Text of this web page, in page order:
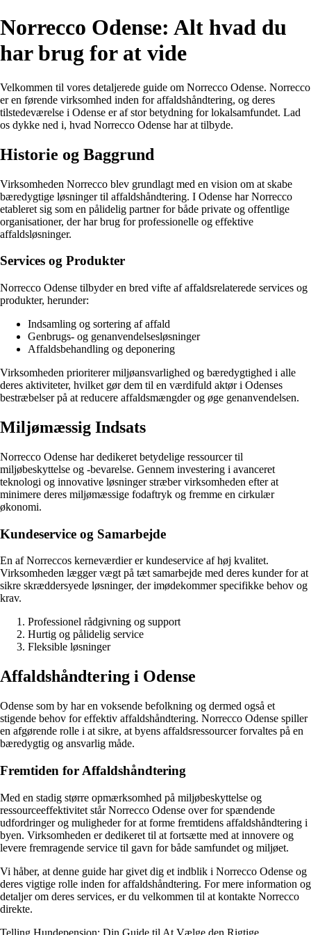
Norrecco Odense: Alt hvad du
har brug for at vide
Velkommen til vores detaljerede guide om Norrecco Odense. Norrecco
er en førende virksomhed inden for affaldshåndtering, og deres
tilstedeværelse i Odense er af stor betydning for lokalsamfundet. Lad
os dykke ned i, hvad Norrecco Odense har at tilbyde.
Historie og Baggrund
Virksomheden Norrecco blev grundlagt med en vision om at skabe
bæredygtige løsninger til affaldshåndtering. I Odense har Norrecco
etableret sig som en pålidelig partner for både private og offentlige
organisationer, der har brug for professionelle og effektive
affaldsløsninger.
Services og Produkter
Norrecco Odense tilbyder en bred vifte af affaldsrelaterede services og
produkter, herunder:
Indsamling og sortering af affald
Genbrugs- og genanvendelsesløsninger
Affaldsbehandling og deponering
Virksomheden prioriterer miljøansvarlighed og bæredygtighed i alle
deres aktiviteter, hvilket gør dem til en værdifuld aktør i Odenses
bestræbelser på at reducere affaldsmængder og øge genanvendelsen.
Miljømæssig Indsats
Norrecco Odense har dedikeret betydelige ressourcer til
miljøbeskyttelse og -bevarelse. Gennem investering i avanceret
teknologi og innovative løsninger stræber virksomheden efter at
minimere deres miljømæssige fodaftryk og fremme en cirkulær
økonomi.
Kundeservice og Samarbejde
En af Norreccos kerneværdier er kundeservice af høj kvalitet.
Virksomheden lægger vægt på tæt samarbejde med deres kunder for at
sikre skræddersyede løsninger, der imødekommer specifikke behov og
krav.
Professionel rådgivning og support
Hurtig og pålidelig service
Fleksible løsninger
Affaldshåndtering i Odense
Odense som by har en voksende befolkning og dermed også et
stigende behov for effektiv affaldshåndtering. Norrecco Odense spiller
en afgørende rolle i at sikre, at byens affaldsressourcer forvaltes på en
bæredygtig og ansvarlig måde.
Fremtiden for Affaldshåndtering
Med en stadig større opmærksomhed på miljøbeskyttelse og
ressourceeffektivitet står Norrecco Odense over for spændende
udfordringer og muligheder for at forme fremtidens affaldshåndtering i
byen. Virksomheden er dedikeret til at fortsætte med at innovere og
levere fremragende service til gavn for både samfundet og miljøet.
Vi håber, at denne guide har givet dig et indblik i Norrecco Odense og
deres vigtige rolle inden for affaldshåndtering. For mere information og
detaljer om deres services, er du velkommen til at kontakte Norrecco
direkte.
Telling Hundepension: Din Guide til At Vælge den Rigtige